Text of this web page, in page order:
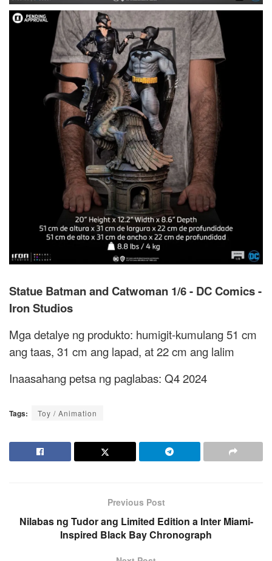
Statue Batman and Catwoman 1/6 - DC Comics -
Iron Studios
Mga detalye ng produkto: humigit-kumulang 51 cm
ang taas, 31 cm ang lapad, at 22 cm ang lalim
Inaasahang petsa ng paglabas: Q4 2024
Tags: Toy / Animation
Previous Post
Nilabas ng Tudor ang Limited Edition a Inter Miami-
Inspired Black Bay Chronograph